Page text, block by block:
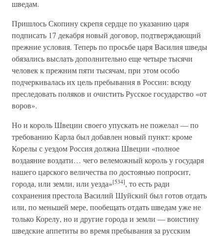
шведам.
Пришлось Скопину скрепя сердце по указанию царя
подписать 17 декабря новый договор, подтверждающий
прежние условия. Теперь по просьбе царя Василия шведы
обязались выслать дополнительно еще четыре тысячи
человек к прежним пяти тысячам, при этом особо
подчеркивалась их цель пребывания в России: всюду
преследовать поляков и очистить Русское государство «от
воров».
Но и король Швеции своего упускать не пожелал — по
требованию Карла был добавлен новый пункт: кроме
Корелы с уездом Россия должна Швеции «полное
воздаяние воздати… чего велеможный король у государя
нашего царского величества по достоянью попросит,
города, или земли, или уезда»[534], то есть ради
сохранения престола Василий Шуйский был готов отдать
или, по меньшей мере, пообещать отдать шведам уже не
только Корелу, но и другие города и земли — воистину
шведские аппетиты во время пребывания за русским